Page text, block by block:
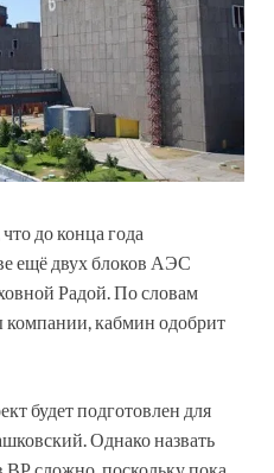
до конца года
ещё двух блоков АЭС
Радой. По словам
кабмин одобрит
будет подготовлен для
Однако назвать